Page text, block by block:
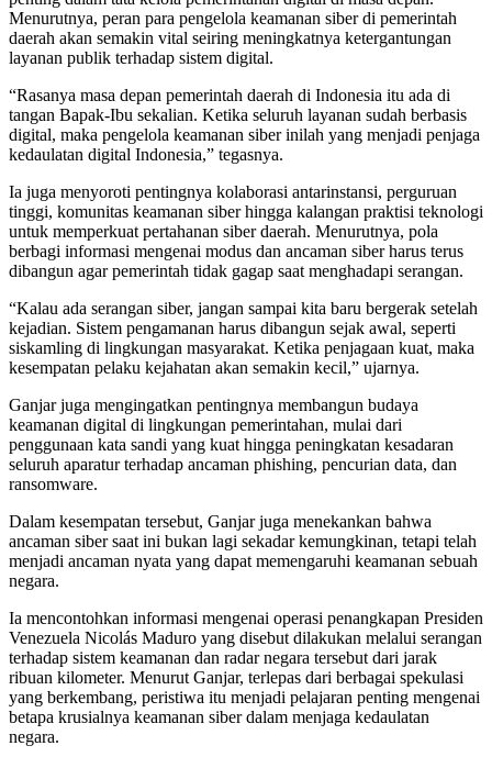
Menurutnya, peran para pengelola keamanan siber di pemerintah
daerah akan semakin vital seiring meningkatnya ketergantungan
layanan publik terhadap sistem digital.
“Rasanya masa depan pemerintah daerah di Indonesia itu ada di
tangan Bapak-Ibu sekalian. Ketika seluruh layanan sudah berbasis
digital, maka pengelola keamanan siber inilah yang menjadi penjaga
kedaulatan digital Indonesia,” tegasnya.
Ia juga menyoroti pentingnya kolaborasi antarinstansi, perguruan
tinggi, komunitas keamanan siber hingga kalangan praktisi teknologi
untuk memperkuat pertahanan siber daerah. Menurutnya, pola
berbagi informasi mengenai modus dan ancaman siber harus terus
dibangun agar pemerintah tidak gagap saat menghadapi serangan.
“Kalau ada serangan siber, jangan sampai kita baru bergerak setelah
kejadian. Sistem pengamanan harus dibangun sejak awal, seperti
siskamling di lingkungan masyarakat. Ketika penjagaan kuat, maka
kesempatan pelaku kejahatan akan semakin kecil,” ujarnya.
Ganjar juga mengingatkan pentingnya membangun budaya
keamanan digital di lingkungan pemerintahan, mulai dari
penggunaan kata sandi yang kuat hingga peningkatan kesadaran
seluruh aparatur terhadap ancaman phishing, pencurian data, dan
ransomware.
Dalam kesempatan tersebut, Ganjar juga menekankan bahwa
ancaman siber saat ini bukan lagi sekadar kemungkinan, tetapi telah
menjadi ancaman nyata yang dapat memengaruhi keamanan sebuah
negara.
Ia mencontohkan informasi mengenai operasi penangkapan Presiden
Venezuela Nicolás Maduro yang disebut dilakukan melalui serangan
terhadap sistem keamanan dan radar negara tersebut dari jarak
ribuan kilometer. Menurut Ganjar, terlepas dari berbagai spekulasi
yang berkembang, peristiwa itu menjadi pelajaran penting mengenai
betapa krusialnya keamanan siber dalam menjaga kedaulatan
negara.